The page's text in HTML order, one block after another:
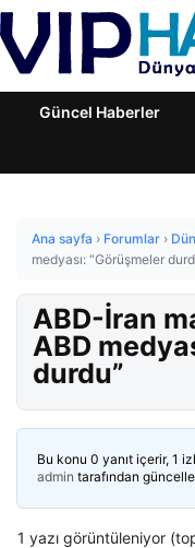
Güncel Haberler
Ana sayfa › Forumlar ›
medyası: “Görüşmeler
ABD-İran
ABD
durdu”
Bu konu 0 yanıt içerir, 1
admin tarafından
1 yazı görüntüleniyor